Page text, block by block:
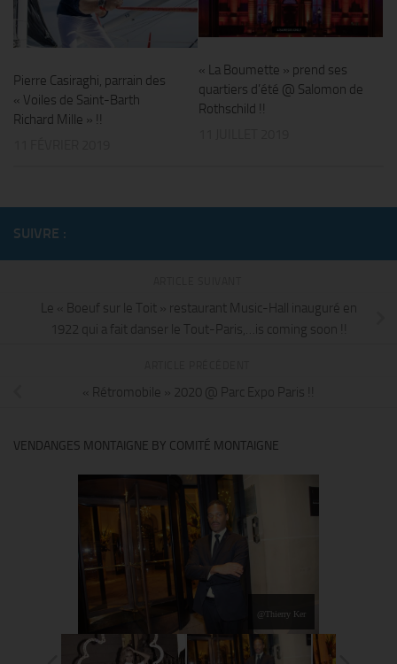
Pierre Casiraghi, parrain des
« Voiles de Saint-Barth
Richard Mille » !!
« La Boumette » prend ses
quartiers d’été @ Salomon de
Rothschild !!
SUIVRE :
Le « Boeuf sur le Toit » restaurant Music-Hall inauguré en
1922 qui a fait danser le Tout-Paris,…is coming soon !!
« Rétromobile » 2020 @ Parc Expo Paris !!
VENDANGES MONTAIGNE BY COMITÉ MONTAIGNE
@Thierry Ker